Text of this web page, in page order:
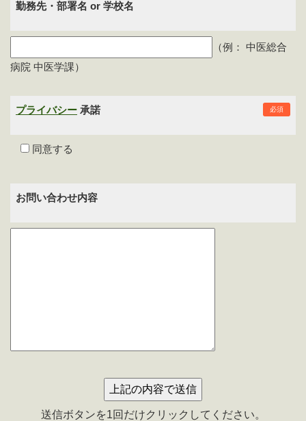
勤務先・部署名 or 学校名
（例： 中医総合
病院 中医学課）
必須
プライバシー 承諾
同意する
お問い合わせ内容
送信ボタンを1回だけクリックしてください。